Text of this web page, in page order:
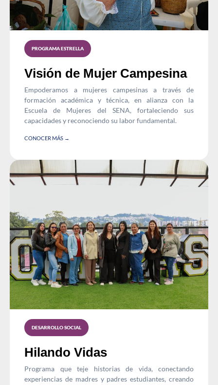
PROGRAMA ESTRELLA
Visión de Mujer Campesina
Empoderamos a mujeres campesinas a través de
formación académica y técnica, en alianza con la
Escuela de Mujeres del SENA, fortaleciendo sus
capacidades y reconociendo su labor fundamental.
CONOCER MÁS →
DESARROLLO SOCIAL
Hilando Vidas
Programa que teje historias de vida, conectando
experiencias de madres y padres estudiantes, creando